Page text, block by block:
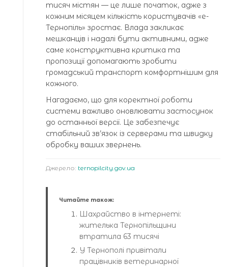
тисяч містян — це лише початок, адже з
кожним місяцем кількість користувачів «е-
Тернопіль» зростає. Влада закликає
мешканців і надалі бути активними, адже
саме конструктивна критика та
пропозиції допомагають зробити
громадський транспорт комфортнішим для
кожного.
Нагадаємо, що для коректної роботи
системи важливо оновлювати застосунок
до останньої версії. Це забезпечує
стабільний зв’язок із серверами та швидку
обробку ваших звернень.
Джерело: ternopilcity.gov.ua
Читайте також:
Шахрайство в інтернеті:
жителька Тернопільщини
втратила 63 тисячі
У Тернополі привітали
працівників ветеринарної